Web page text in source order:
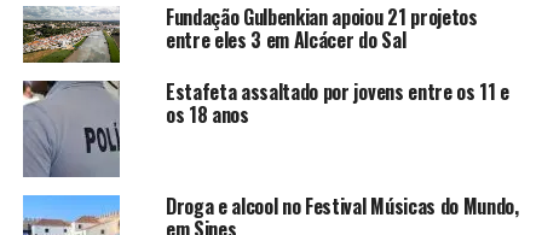
Fundação Gulbenkian apoiou 21 projetos
entre eles 3 em Alcácer do Sal
Estafeta assaltado por jovens entre os 11 e
os 18 anos
Droga e alcool no Festival Músicas do Mundo,